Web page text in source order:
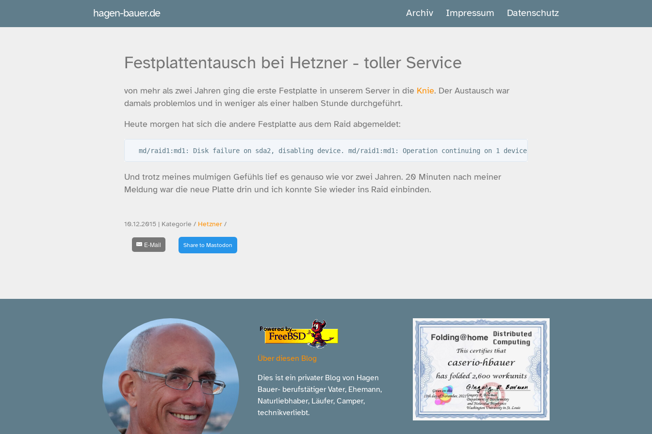
hagen-bauer.de Archiv Impressum Datenschutz
Festplattentausch bei Hetzner - toller Service
von mehr als zwei Jahren ging die erste Festplatte in unserem Server in die Knie. Der Austausch war
damals problemlos und in weniger als einer halben Stunde durchgeführt.
Heute morgen hat sich die andere Festplatte aus dem Raid abgemeldet:
Und trotz meines mulmigen Gefühls lief es genauso wie vor zwei Jahren. 20 Minuten nach meiner
Meldung war die neue Platte drin und ich konnte Sie wieder ins Raid einbinden.
10.12.2015 | Kategorie / Hetzner /
E-Mail Share to Mastodon
Über diesen Blog
Dies ist ein privater Blog von Hagen
Bauer- berufstätiger Vater, Ehemann,
Naturliebhaber, Läufer, Camper,
technikverliebt.